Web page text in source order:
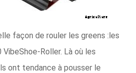
façon de rouler les greens :les
Roller. Là où les
ont tendance à pousser le